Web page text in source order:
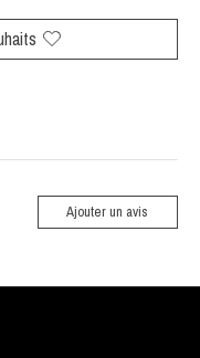
Ajouter un avis